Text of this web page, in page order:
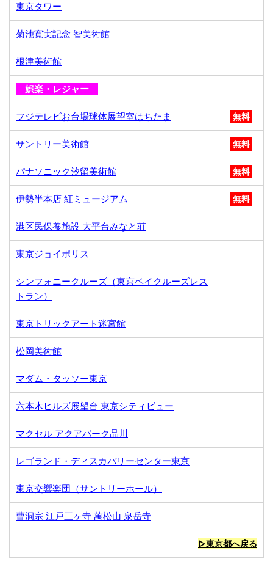
東京タワー
菊池寛実記念 智美術館
根津美術館
娯楽・レジャー
フジテレビお台場球体展望室はちたま 無料
サントリー美術館 無料
パナソニック汐留美術館 無料
伊勢半本店 紅ミュージアム 無料
港区民保養施設 大平台みなと荘
東京ジョイポリス
シンフォニークルーズ（東京ベイクルーズレス
トラン）
東京トリックアート迷宮館
松岡美術館
マダム・タッソー東京
六本木ヒルズ展望台 東京シティビュー
マクセル アクアパーク品川
レゴランド・ディスカバリーセンター東京
東京交響楽団（サントリーホール）
曹洞宗 江戸三ヶ寺 萬松山 泉岳寺
▷東京都へ戻る